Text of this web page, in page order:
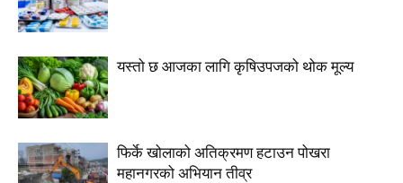
यस्तो छ आजका लागि कृषिउपजको थोक मूल्य
फिर्के खोलाको अतिक्रमण हटाउन पोखरा
महानगरको अभियान तीव्र